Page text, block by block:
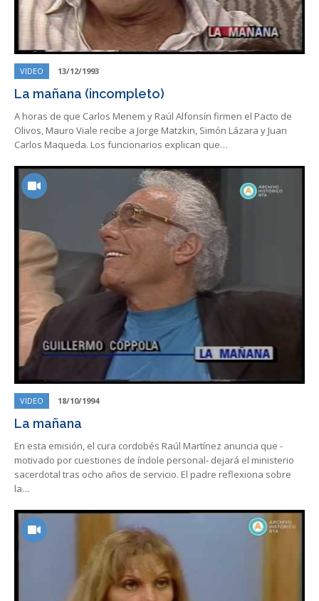
VIDEO 13/12/1993
La mañana (incompleto)
A horas de que Carlos Menem y Raúl Alfonsín firmen el Pacto de
Olivos, Mauro Viale recibe a Jorge Matzkin, Simón Lázara y Juan
Carlos Maqueda. Los funcionarios explican que…
VIDEO 18/10/1994
La mañana
En esta emisión, el cura cordobés Raúl Martínez anuncia que -
motivado por cuestiones de índole personal- dejará el ministerio
sacerdotal tras ocho años de servicio. El padre reflexiona sobre
la…